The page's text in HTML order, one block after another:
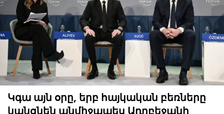
Կգա այն օրը, երբ հայկական բեռները
կանցնեն անմիջապես Ադրբեջանի